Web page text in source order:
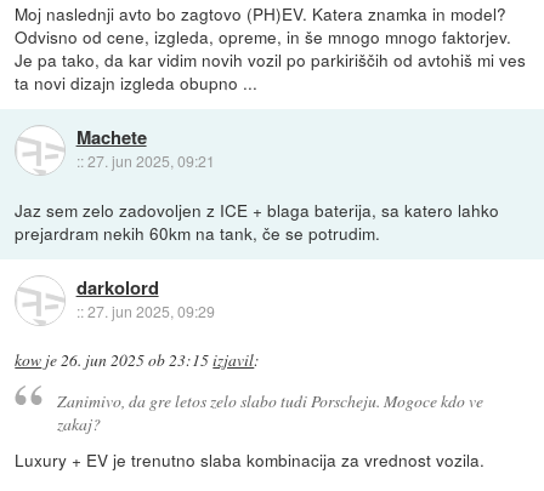
Moj naslednji avto bo zagtovo (PH)EV. Katera znamka in model?
Odvisno od cene, izgleda, opreme, in še mnogo mnogo faktorjev.
Je pa tako, da kar vidim novih vozil po parkiriščih od avtohiš mi ves
ta novi dizajn izgleda obupno ...
Machete
::27. jun 2025, 09:21
Jaz sem zelo zadovoljen z ICE + blaga baterija, sa katero lahko
prejardram nekih 60km na tank, če se potrudim.
darkolord
::27. jun 2025, 09:29
kow je26. jun 2025 ob 23:15izjavil:
Zanimivo, da gre letos zelo slabo tudi Porscheju. Mogoce kdo ve
zakaj?
Luxury + EV je trenutno slaba kombinacija za vrednost vozila.